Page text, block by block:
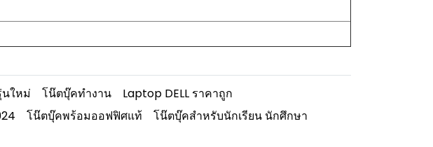
ใหม่ โน๊ตบุ๊คทำงาน
Laptop DELL ราคาถูก
โน๊ตบุ๊คพร้อมออฟฟิศแท้
โน๊ตบุ๊คสำหรับนักเรียน นักศึกษา